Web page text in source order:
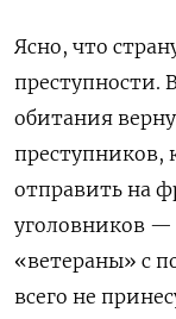
Ясно, что
преступности.
обитания
преступников,
отправить на
уголовников —
«ветераны» с
всего не